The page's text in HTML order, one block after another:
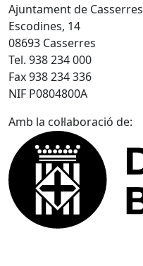
Ajuntament de Casserres
Escodines, 14
08693 Casserres
Tel. 938 234 000
Fax 938 234 336
NIF P0804800A
Amb la col·laboració de: